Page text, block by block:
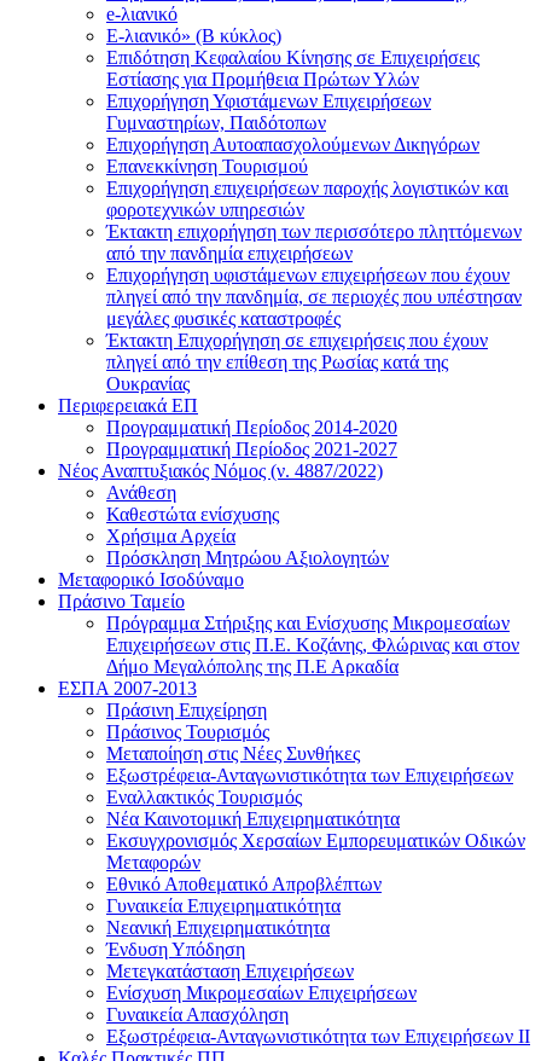
e-λιανικό
E-λιανικό» (B κύκλος)
Επιδότηση Κεφαλαίου Κίνησης σε Επιχειρήσεις
Εστίασης για Προμήθεια Πρώτων Υλών
Επιχορήγηση Υφιστάμενων Επιχειρήσεων
Γυμναστηρίων, Παιδότοπων
Επιχορήγηση Αυτοαπασχολούμενων Δικηγόρων
Επανεκκίνηση Τουρισμού
Επιχορήγηση επιχειρήσεων παροχής λογιστικών και
φοροτεχνικών υπηρεσιών
Έκτακτη επιχορήγηση των περισσότερο πληττόμενων
από την πανδημία επιχειρήσεων
Επιχορήγηση υφιστάμενων επιχειρήσεων που έχουν
πληγεί από την πανδημία, σε περιοχές που υπέστησαν
μεγάλες φυσικές καταστροφές
Έκτακτη Επιχορήγηση σε επιχειρήσεις που έχουν
πληγεί από την επίθεση της Ρωσίας κατά της
Ουκρανίας
Περιφερειακά ΕΠ
Προγραμματική Περίοδος 2014-2020
Προγραμματική Περίοδος 2021-2027
Νέος Αναπτυξιακός Νόμος (ν. 4887/2022)
Ανάθεση
Καθεστώτα ενίσχυσης
Χρήσιμα Αρχεία
Πρόσκληση Μητρώου Αξιολογητών
Μεταφορικό Ισοδύναμο
Πράσινο Ταμείο
Πρόγραμμα Στήριξης και Ενίσχυσης Μικρομεσαίων
Επιχειρήσεων στις Π.Ε. Κοζάνης, Φλώρινας και στον
Δήμο Μεγαλόπολης της Π.Ε Αρκαδία
ΕΣΠΑ 2007-2013
Πράσινη Επιχείρηση
Πράσινος Τουρισμός
Μεταποίηση στις Νέες Συνθήκες
Εξωστρέφεια-Ανταγωνιστικότητα των Επιχειρήσεων
Εναλλακτικός Τουρισμός
Νέα Καινοτομική Επιχειρηματικότητα
Εκσυγχρονισμός Χερσαίων Εμπορευματικών Οδικών
Μεταφορών
Εθνικό Αποθεματικό Απροβλέπτων
Γυναικεία Επιχειρηματικότητα
Νεανική Επιχειρηματικότητα
Ένδυση Υπόδηση
Μετεγκατάσταση Επιχειρήσεων
Ενίσχυση Μικρομεσαίων Επιχειρήσεων
Γυναικεία Απασχόληση
Εξωστρέφεια-Ανταγωνιστικότητα των Επιχειρήσεων ΙΙ